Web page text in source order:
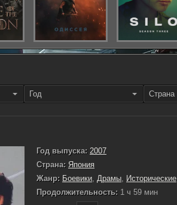
Год Страна
Год выпуска: 2007
Страна: Япония
Жанр: Боевики, Драмы, Исторические
Продолжительность: 1 ч 59 мин